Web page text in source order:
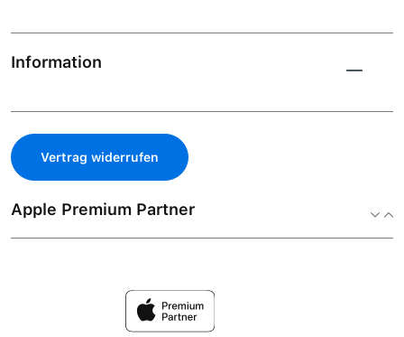
Information
Vertrag widerrufen
Apple Premium Partner